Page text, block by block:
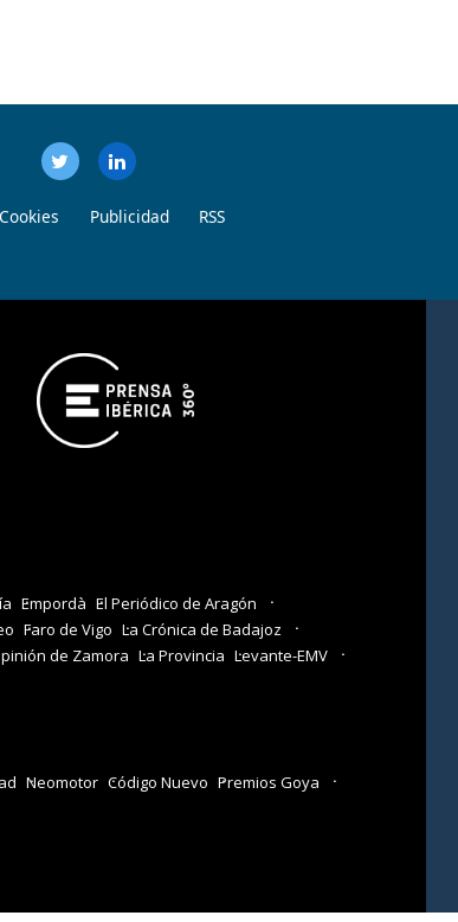
Publicidad RSS
Empordà El Periódico de Aragón
Faro de Vigo La Crónica de Badajoz
de Zamora La Provincia Levante-EMV
Neomotor Código Nuevo Premios Goya